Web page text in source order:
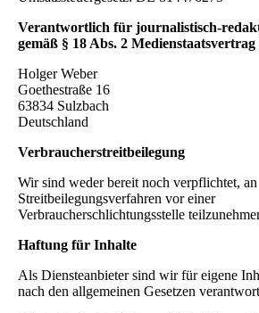
Verantwortlich für journalistisch-
gemäß § 18 Abs. 2
Holger Weber
Goethestraße 16
63834 Sulzbach
Deutschland
Verbraucherstreitbeilegung
Wir sind weder bereit noch verpflichtet, an
Streitbeilegungsverfahren vor einer
Verbraucherschlichtungsstelle
Haftung für Inhalte
Als Diensteanbieter sind wir für eigene
nach den allgemeinen Gesetzen